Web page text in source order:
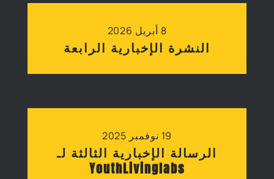
8 أبريل 2026
النشرة الإخبارية الرابعة
19 نوفمبر 2025
الرسالة الإخبارية الثالثة لـ
YouthLivinglabs